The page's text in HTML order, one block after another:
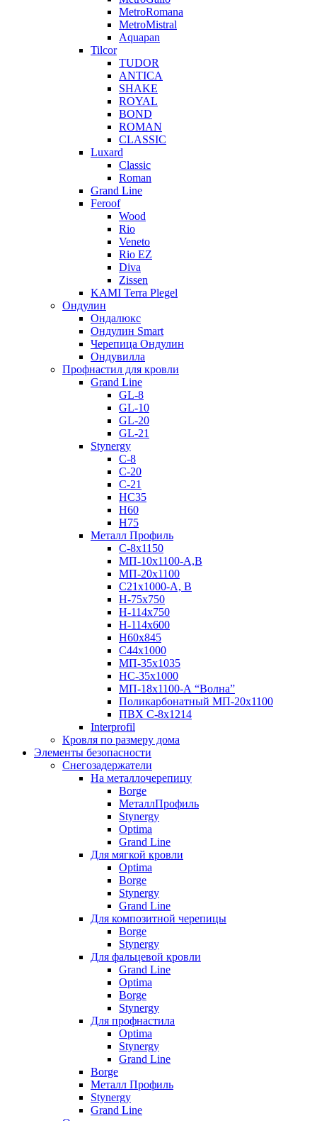
MetroRomana
MetroMistral
Aquapan
Tilcor
TUDOR
ANTICA
SHAKE
ROYAL
BOND
ROMAN
CLASSIC
Luxard
Classic
Roman
Grand Line
Feroof
Wood
Rio
Veneto
Rio EZ
Diva
Zissen
KAMI Terra Plegel
Ондулин
Ондалюкс
Ондулин Smart
Черепица Ондулин
Ондувилла
Профнастил для кровли
Grand Line
GL-8
GL-10
GL-20
GL-21
Stynergy
C-8
C-20
C-21
НС35
Н60
H75
Металл Профиль
С-8х1150
МП-10x1100-А,В
МП-20х1100
С21х1000-А, В
H-75х750
Н-114х750
Н-114х600
Н60х845
С44х1000
МП-35х1035
НС-35х1000
МП-18х1100-А “Волна”
Поликарбонатный МП-20х1100
ПВХ С-8х1214
Interprofil
Кровля по размеру дома
Элементы безопасности
Снегозадержатели
На металлочерепицу
Borge
МеталлПрофиль
Stynergy
Optima
Grand Line
Для мягкой кровли
Optima
Borge
Stynergy
Grand Line
Для композитной черепицы
Borge
Stynergy
Для фальцевой кровли
Grand Line
Optima
Borge
Stynergy
Для профнастила
Optima
Stynergy
Grand Line
Borge
Металл Профиль
Stynergy
Grand Line